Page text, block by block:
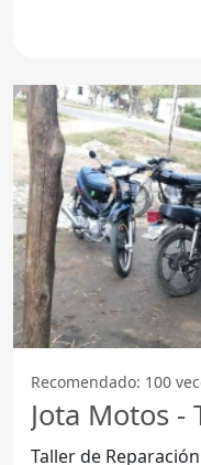
Recomendado: 100
Jota Motos -
Taller de